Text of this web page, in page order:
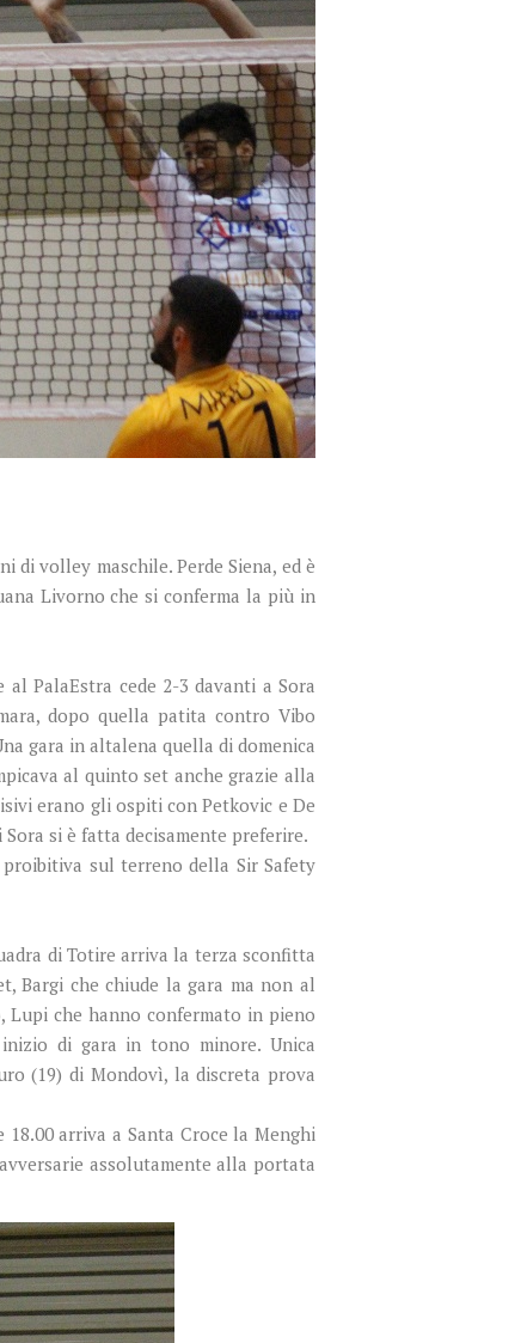
volley maschile. Perde Siena, ed è
Livorno che si conferma la più in
PalaEstra cede 2-3 davanti a Sora
dopo quella patita contro Vibo
gara in altalena quella di domenica
al quinto set anche grazie alla
erano gli ospiti con Petkovic e De
si è fatta decisamente preferire.
sul terreno della Sir Safety
di Totire arriva la terza sconfitta
Bargi che chiude la gara ma non al
Lupi che hanno confermato in pieno
di gara in tono minore. Unica
(19) di Mondovì, la discreta prova
arriva a Santa Croce la Menghi
assolutamente alla portata